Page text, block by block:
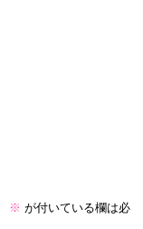
※ が付いている欄は必